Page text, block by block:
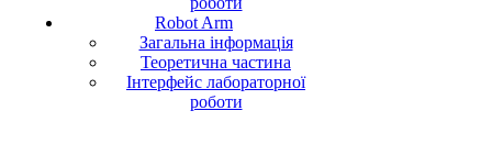
Robot Arm
Загальна інформація
Теоретична частина
Інтерфейс лабораторної
роботи